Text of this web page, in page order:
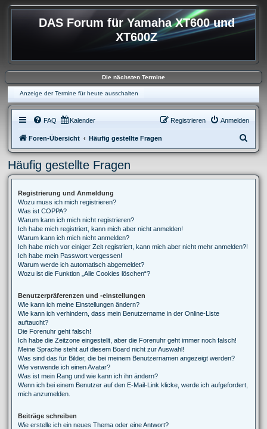
DAS Forum für Yamaha XT600 und
XT600Z
Die nächsten Termine
Anzeige der Termine für heute ausschalten
FAQ Kalender Anmelden
Registrieren
Foren-Übersicht Häufig gestellte Fragen
u
h
Häufig gestellte Fragen
Registrierung und Anmeldung
Wozu muss ich mich registrieren?
Was ist COPPA?
Warum kann ich mich nicht registrieren?
Ich habe mich registriert, kann mich aber nicht anmelden!
Warum kann ich mich nicht anmelden?
Ich habe mich vor einiger Zeit registriert, kann mich aber nicht mehr anmelden?!
Ich habe mein Passwort vergessen!
Warum werde ich automatisch abgemeldet?
Wozu ist die Funktion „Alle Cookies löschen“?
Benutzerpräferenzen und -einstellungen
Wie kann ich meine Einstellungen ändern?
Wie kann ich verhindern, dass mein Benutzername in der Online-Liste
auftaucht?
Die Forenuhr geht falsch!
Ich habe die Zeitzone eingestellt, aber die Forenuhr geht immer noch falsch!
Meine Sprache steht auf diesem Board nicht zur Auswahl!
Was sind das für Bilder, die bei meinem Benutzernamen angezeigt werden?
Wie verwende ich einen Avatar?
Was ist mein Rang und wie kann ich ihn ändern?
Wenn ich bei einem Benutzer auf den E-Mail-Link klicke, werde ich aufgefordert,
mich anzumelden.
Beiträge schreiben
Wie erstelle ich ein neues Thema oder eine Antwort?